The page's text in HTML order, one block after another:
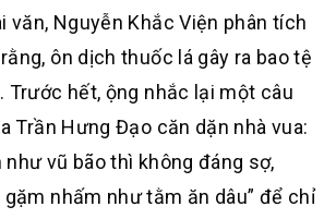
văn, Nguyễn Khắc Viện phân tích
ôn dịch thuốc lá gây ra bao tệ
Trước hết, ộng nhắc lại một câu
Trần Hưng Đạo căn dặn nhà vua:
như vũ bão thì không đáng sợ,
nhấm như tằm ăn dâu” để chỉ